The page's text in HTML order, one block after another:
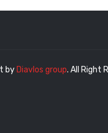
by Diavlos group. All Right